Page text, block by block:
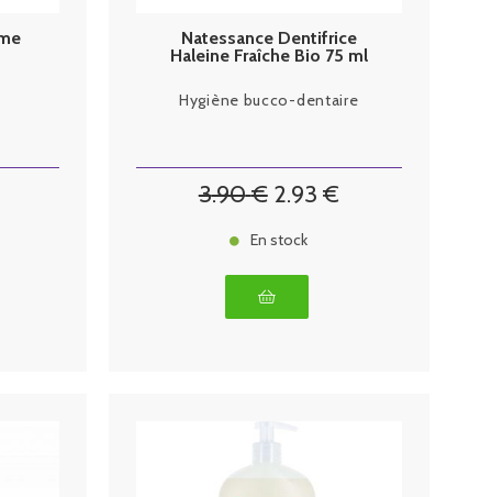
Natessance Dentifrice
Haleine Fraîche Bio 75 ml
Hygiène bucco-dentaire
3.90€ 2.93 €
En stock